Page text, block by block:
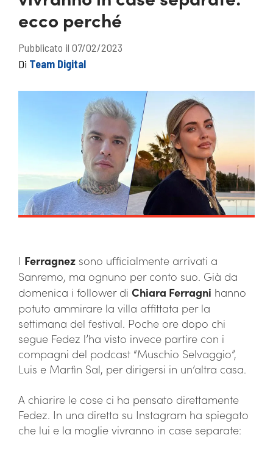
ecco perché
Pubblicato il 07/02/2023
Di Team Digital
I Ferragnez sono ufficialmente arrivati a
Sanremo, ma ognuno per conto suo. Già da
domenica i follower di Chiara Ferragni hanno
potuto ammirare la villa affittata per la
settimana del festival. Poche ore dopo chi
segue Fedez l’ha visto invece partire con i
compagni del podcast “Muschio Selvaggio”,
Luis e Martìn Sal, per dirigersi in un’altra casa.
A chiarire le cose ci ha pensato direttamente
Fedez. In una diretta su Instagram ha spiegato
che lui e la moglie vivranno in case separate: